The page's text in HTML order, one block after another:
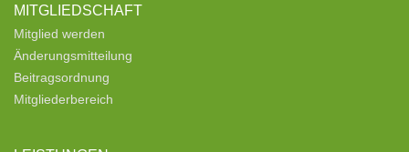
MITGLIEDSCHAFT
Mitglied werden
Änderungsmitteilung
Beitragsordnung
Mitgliederbereich